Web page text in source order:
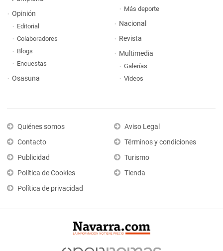
Opinión
Editorial
Colaboradores
Blogs
Encuestas
Osasuna
Más deporte
Nacional
Revista
Multimedia
Galerías
Vídeos
Quiénes somos
Contacto
Publicidad
Política de Cookies
Política de privacidad
Aviso Legal
Términos y condiciones
Turismo
Tienda